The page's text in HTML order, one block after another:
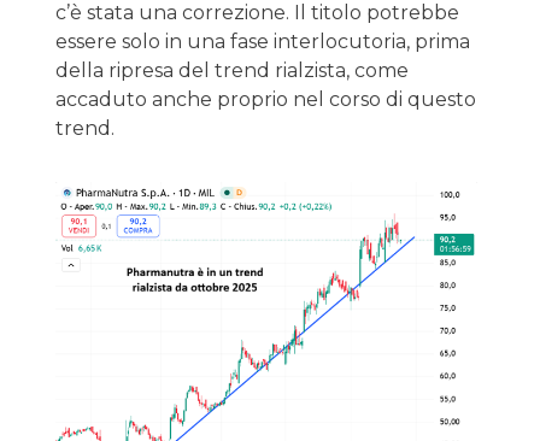
c’è stata una correzione. Il titolo potrebbe
essere solo in una fase interlocutoria, prima
della ripresa del trend rialzista, come
accaduto anche proprio nel corso di questo
trend.